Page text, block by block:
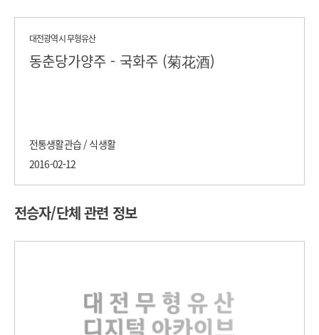
대전광역시 무형유산
동춘당가양주 - 국화주 (菊花酒)
전통생활관습 / 식생활
2016-02-12
전승자/단체 관련 정보